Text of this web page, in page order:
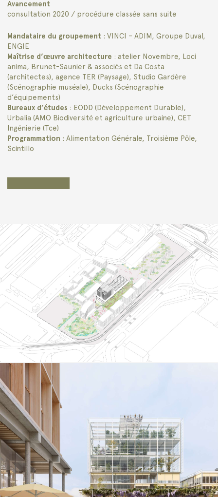
Avancement
consultation 2020 / procédure classée sans suite
Mandataire du groupement : VINCI – ADIM, Groupe Duval,
ENGIE
Maîtrise d’œuvre architecture : atelier Novembre, Loci
anima, Brunet-Saunier & associés et Da Costa
(architectes), agence TER (Paysage), Studio Gardère
(Scénographie muséale), Ducks (Scénographie
d’équipements)
Bureaux d’études : EODD (Développement Durable),
Urbalia (AMO Biodiversité et agriculture urbaine), CET
Ingénierie (Tce)
Programmation : Alimentation Générale, Troisième Pôle,
Scintillo